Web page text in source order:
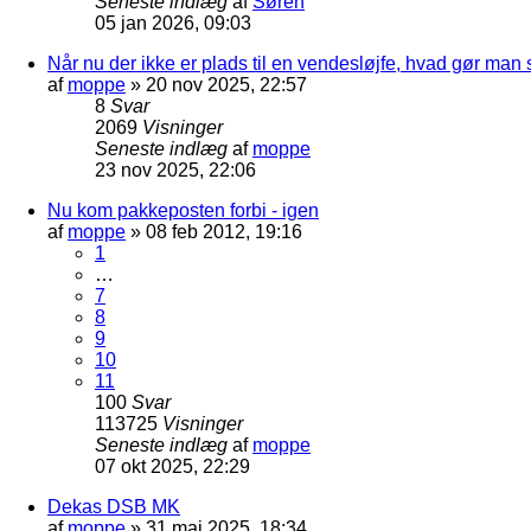
05 jan 2026, 09:03
Når nu der ikke er plads til en vendesløjfe, hvad gør man
af moppe » 20 nov 2025, 22:57
8 Svar
2069 Visninger
Seneste indlæg af moppe
23 nov 2025, 22:06
Nu kom pakkeposten forbi - igen
af moppe » 08 feb 2012, 19:16
1
…
7
8
9
10
11
100 Svar
113725 Visninger
Seneste indlæg af moppe
07 okt 2025, 22:29
Dekas DSB MK